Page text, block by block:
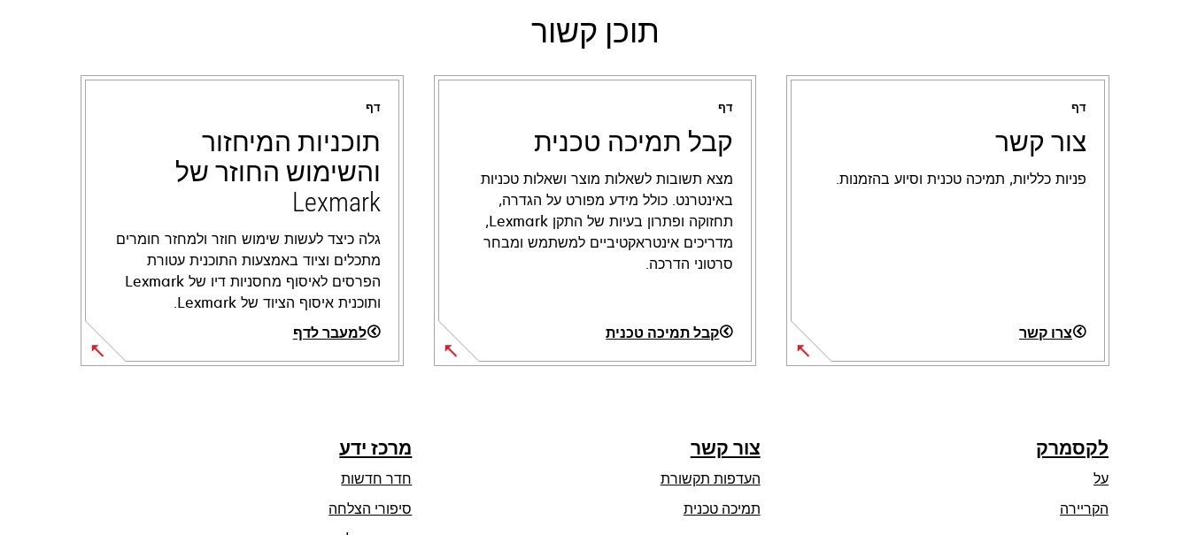
תוכן קשור
דף
צור קשר
פניות כלליות, תמיכה טכנית וסיוע בהזמנות.
צרו קשר
דף
קבל תמיכה טכנית
מצא תשובות לשאלות מוצר ושאלות טכניות
באינטרנט. כולל מידע מפורט על הגדרה,
תחזוקה ופתרון בעיות של התקן Lexmark,
מדריכים אינטראקטיביים למשתמש ומבחר
סרטוני הדרכה.
קבל תמיכה טכנית
opens
tab
דף
תוכניות המיחזור
והשימוש החוזר של
Lexmark
גלה כיצד לעשות שימוש חוזר ולמחזר חומרים
מתכלים וציוד באמצעות התוכנית עטורת
הפרסים לאיסוף מחסניות דיו של Lexmark
ותוכנית איסוף הציוד של Lexmark.
למעבר לדף
לקסמרק
על
הקריירה
צור קשר
העדפות תקשורת
תמיכה טכניתopens
מרכז ידע
חדר חדשות
סיפורי הצלחה